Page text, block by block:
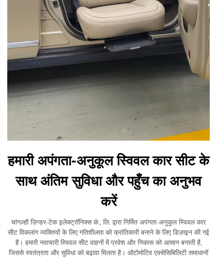
हमारी अपंगता-अनुकूल स्विवल कार सीट के
साथ अंतिम सुविधा और पहुँच का अनुभव
करें
चांगज़्हौ ज़िन्डर-टेक इलेक्ट्रॉनिक्स कं., लि. द्वारा निर्मित अपंगता-अनुकूल स्विवल कार
सीट विकलांग व्यक्तियों के लिए गतिशीलता को क्रांतिकारी बनाने के लिए डिज़ाइन की गई
है। हमारी नवाचारी स्विवल सीट वाहनों में प्रवेश और निकास को आसान बनाती है,
जिससे स्वतंत्रता और सुविधा को बढ़ावा मिलता है। ऑटोमोटिव एक्सेसिबिलिटी समाधानों